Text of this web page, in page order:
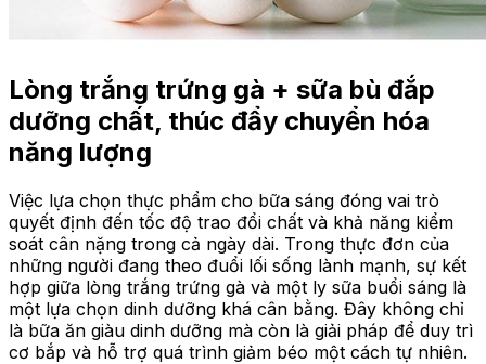
Lòng trắng trứng gà + sữa bù đắp
dưỡng chất, thúc đẩy chuyển hóa
năng lượng
Việc lựa chọn thực phẩm cho bữa sáng đóng vai trò
quyết định đến tốc độ trao đổi chất và khả năng kiểm
soát cân nặng trong cả ngày dài. Trong thực đơn của
những người đang theo đuổi lối sống lành mạnh, sự kết
hợp giữa lòng trắng trứng gà và một ly sữa buổi sáng là
một lựa chọn dinh dưỡng khá cân bằng. Đây không chỉ
là bữa ăn giàu dinh dưỡng mà còn là giải pháp để duy trì
cơ bắp và hỗ trợ quá trình giảm béo một cách tự nhiên.